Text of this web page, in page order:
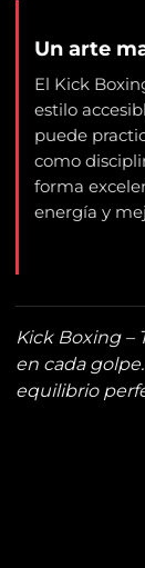
Un arte
El Kick
estilo
puede
como
forma
energía y
Kick Boxing –
en cada
equilibrio